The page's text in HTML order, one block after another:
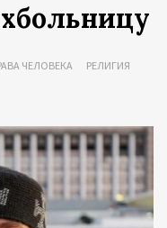
ЧЕЛОВЕКА РЕЛИГИЯ